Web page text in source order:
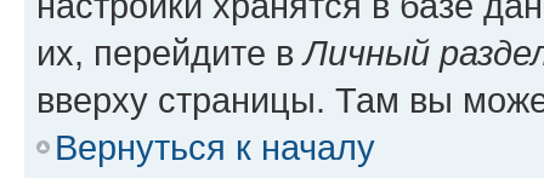
их, перейдите вЛичный
вверху страницы. Там вы
Вернуться к началу